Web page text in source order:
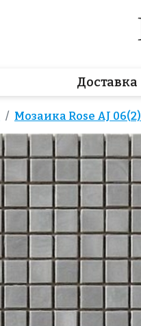
Доставка
Мозаика Rose AJ 06(2)